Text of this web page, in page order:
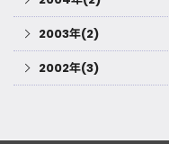
2003年(2)
2002年(3)